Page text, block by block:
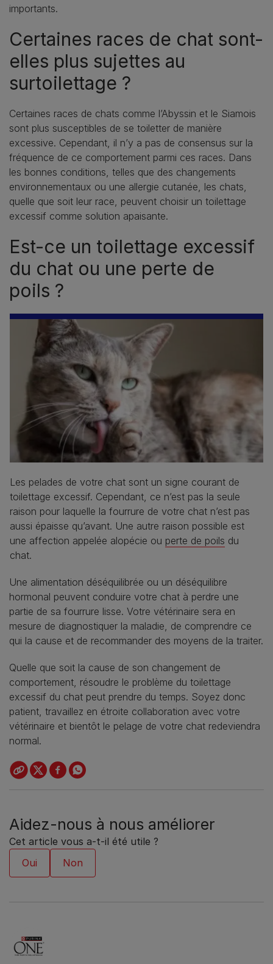
importants.
Certaines races de chat sont-
elles plus sujettes au
surtoilettage ?
Certaines races de chats comme l’Abyssin et le Siamois
sont plus susceptibles de se toiletter de manière
excessive. Cependant, il n’y a pas de consensus sur la
fréquence de ce comportement parmi ces races. Dans
les bonnes conditions, telles que des changements
environnementaux ou une allergie cutanée, les chats,
quelle que soit leur race, peuvent choisir un toilettage
excessif comme solution apaisante.
Est-ce un toilettage excessif
du chat ou une perte de
poils ?
Les pelades de votre chat sont un signe courant de
toilettage excessif. Cependant, ce n’est pas la seule
raison pour laquelle la fourrure de votre chat n’est pas
aussi épaisse qu’avant. Une autre raison possible est
une affection appelée alopécie ou perte de poils du
chat.
Une alimentation déséquilibrée ou un déséquilibre
hormonal peuvent conduire votre chat à perdre une
partie de sa fourrure lisse. Votre vétérinaire sera en
mesure de diagnostiquer la maladie, de comprendre ce
qui la cause et de recommander des moyens de la traiter.
Quelle que soit la cause de son changement de
comportement, résoudre le problème du toilettage
excessif du chat peut prendre du temps. Soyez donc
patient, travaillez en étroite collaboration avec votre
vétérinaire et bientôt le pelage de votre chat redeviendra
normal.
Aidez-nous à nous améliorer
Cet article vous a-t-il été utile ?